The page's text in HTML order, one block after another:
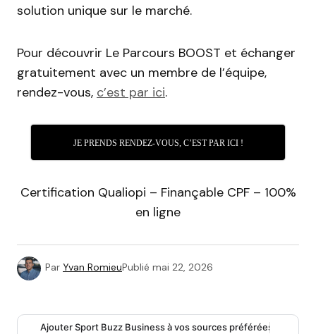
solution unique sur le marché.
Pour découvrir Le Parcours BOOST et échanger
gratuitement avec un membre de l’équipe,
rendez-vous, c’est par ici.
JE PRENDS RENDEZ-VOUS, C’EST PAR ICI !
Certification Qualiopi – Finançable CPF – 100%
en ligne
Par Yvan RomieuPublié mai 22, 2026
Ajouter Sport Buzz Business à vos sources préférées